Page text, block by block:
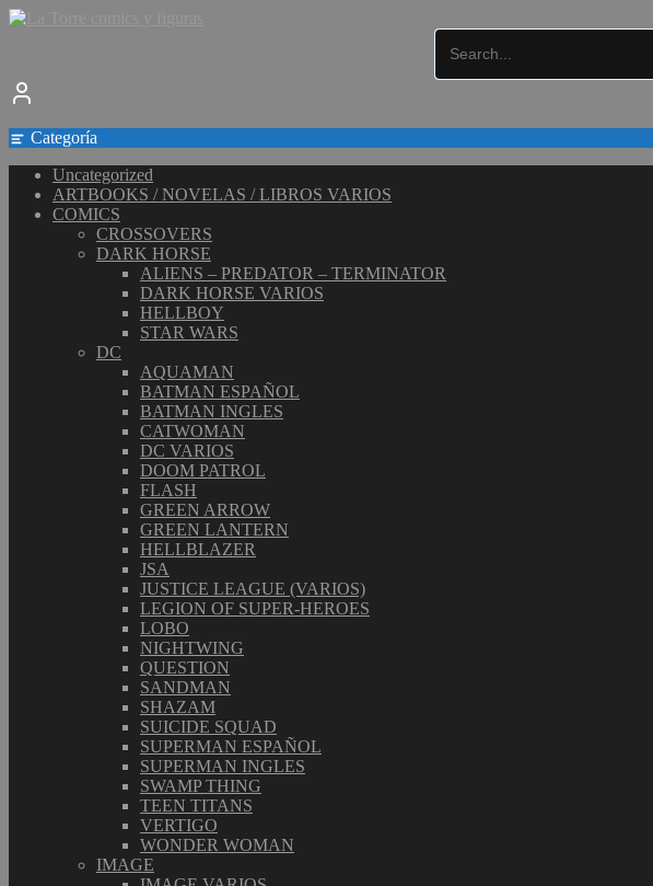
Saltar
Categoría
Uncategorized
ARTBOOKS / NOVELAS / LIBROS VARIOS
COMICS
CROSSOVERS
DARK HORSE
ALIENS – PREDATOR – TERMINATOR
DARK HORSE VARIOS
HELLBOY
STAR WARS
DC
AQUAMAN
BATMAN ESPAÑOL
BATMAN INGLES
CATWOMAN
DC VARIOS
DOOM PATROL
FLASH
GREEN ARROW
GREEN LANTERN
HELLBLAZER
JSA
JUSTICE LEAGUE (VARIOS)
LEGION OF SUPER-HEROES
LOBO
NIGHTWING
QUESTION
SANDMAN
SHAZAM
SUICIDE SQUAD
SUPERMAN ESPAÑOL
SUPERMAN INGLES
SWAMP THING
TEEN TITANS
VERTIGO
WONDER WOMAN
IMAGE